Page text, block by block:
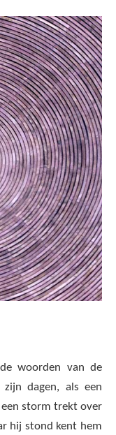
woorden van de
zijn dagen, als een
storm trekt over
hij stond kent hem